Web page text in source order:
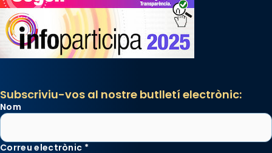
Subscriviu-vos al nostre butlletí electrònic:
Nom
Correu electrònic *